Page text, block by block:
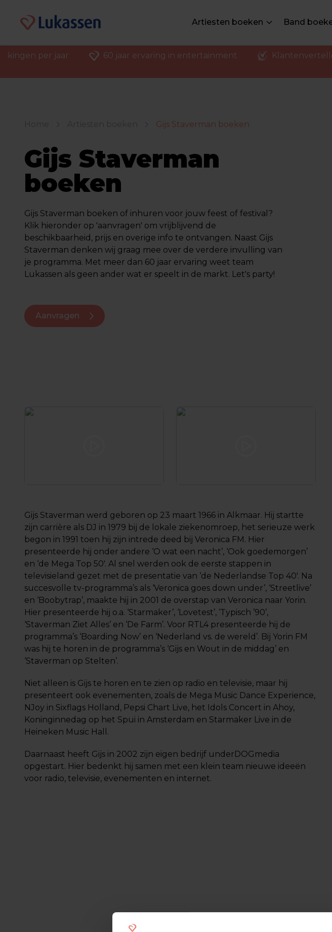
Artiesten boeken Band
per jaar 60 jaar ervaring in entertainment
Gijs Staverman boeken
Gijs Staverman
boeken
Gijs Staverman boeken of inhuren voor jouw feest of festival?
Klik hieronder op 'aanvragen' om vrijblijvend de
beschikbaarheid, prijs en overige info te ontvangen. Naast Gijs
Staverman denken wij graag mee over de verdere invulling van
je programma. Met meer dan 60 jaar ervaring weet team
Lukassen als geen ander wat er speelt in de markt. Let's party!
Aanvragen
Gijs Staverman werd geboren op 23 maart 1966 in Alkmaar. Hij startte
zijn carrière als DJ in 1979 bij de lokale ziekenomroep, het serieuze werk
begon in 1991 toen hij zijn intrede deed bij Veronica FM. Hier
presenteerde hij onder andere ‘O wat een nacht’, ‘Ook goedemorgen’
en ‘de Mega Top 50′. Al snel werden ook de eerste stappen in
televisieland gezet met de presentatie van ‘de Nederlandse Top 40′. Na
succesvolle tv-programma’s als ‘Veronica goes down under’, ‘Streetlive’
en ‘Boobytrap’, maakte hij in 2001 de overstap van Veronica naar Yorin.
Hier presenteerde hij o.a. ‘Starmaker’, ‘Lovetest’, ‘Typisch ’90’,
‘Staverman Ziet Alles’ en ‘De Farm’. Voor RTL4 presenteerde hij de
programma’s ‘Boarding Now’ en ‘Nederland vs. de wereld’. Bij Yorin FM
was hij te horen in de programma’s ‘Gijs en Wout in de middag’ en
‘Staverman op Stelten’.
Niet alleen is Gijs te horen en te zien op radio en televisie, maar hij
presenteert ook evenementen, zoals de Mega Music Dance Experience,
NJoy in Sixflags Holland, Pepsi Chart Live, het Idols Concert in Ahoy,
Koninginnedag op het Spui in Amsterdam en Starmaker Live in de
Heineken Music Hall.
Daarnaast heeft Gijs in 2002 zijn eigen bedrijf underDOGmedia
opgestart. Hier bedenkt hij samen met een klein team nieuwe ideeën
voor radio, televisie, evenementen en internet.